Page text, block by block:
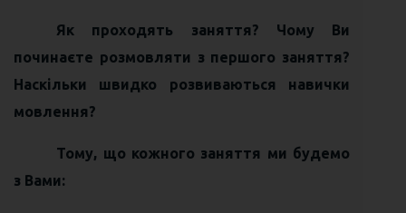
Як проходять заняття? Чому Ви
починаєте розмовляти з першого заняття?
Наскільки швидко розвиваються навички
мовлення?
Тому, що кожного заняття ми будемо
з Вами: